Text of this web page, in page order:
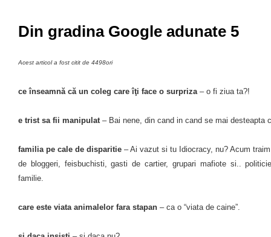
Din gradina Google adunate 5
Acest articol a fost citit de 4498ori
ce înseamnă că un coleg care îţi face o surpriza– o fi ziua ta?!
e trist sa fii manipulat– Bai nene, din cand in cand se mai desteapta
familia pe cale de disparitie – Ai vazut si tu Idiocracy, nu? Acum
de bloggeri, feisbuchisti, gasti de cartier, grupari mafiote si..
familie.
care este viata animalelor fara stapan – ca o “viata de caine”.